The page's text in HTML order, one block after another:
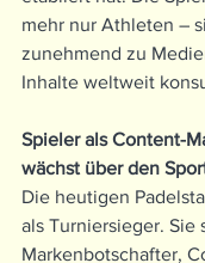
mehr nur Athleten –
zunehmend zu
Inhalte weltweit
Spieler als Content-
wächst über den
Die heutigen
als Turniersieger. Sie
Markenbotschafter,